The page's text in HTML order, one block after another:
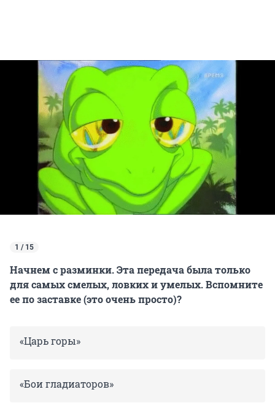
1 / 15
Начнем с разминки. Эта передача была только
для самых смелых, ловких и умелых. Вспомните
ее по заставке (это очень просто)?
«Царь горы»
«Бои гладиаторов»